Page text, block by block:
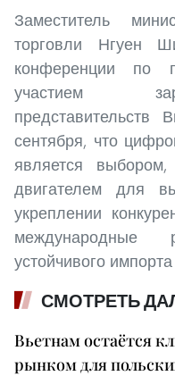
Заместитель
торговли Нгуен
конференции по
участием
представительств
сентября, что
является
двигателем для
укреплении
международные
устойчивого
СМОТРЕТЬ
Вьетнам остаётся
рынком для